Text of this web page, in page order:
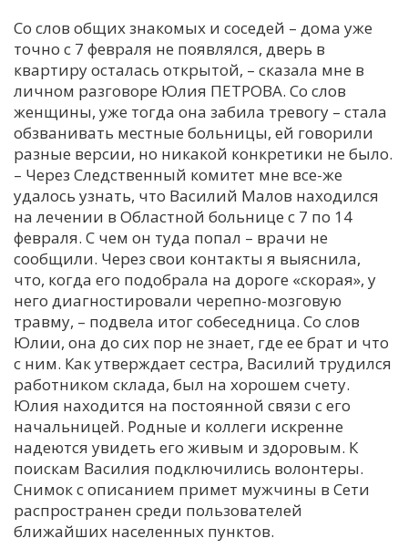
Со слов общих знакомых и соседей – дома уже
точно с 7 февраля не появлялся, дверь в
квартиру осталась открытой, – сказала мне в
личном разговоре Юлия ПЕТРОВА. Со слов
женщины, уже тогда она забила тревогу – стала
обзванивать местные больницы, ей говорили
разные версии, но никакой конкретики не было.
– Через Следственный комитет мне все-же
удалось узнать, что Василий Малов находился
на лечении в Областной больнице с 7 по 14
февраля. С чем он туда попал – врачи не
сообщили. Через свои контакты я выяснила,
что, когда его подобрала на дороге «скорая», у
него диагностировали черепно-мозговую
травму, – подвела итог собеседница. Со слов
Юлии, она до сих пор не знает, где ее брат и что
с ним. Как утверждает сестра, Василий трудился
работником склада, был на хорошем счету.
Юлия находится на постоянной связи с его
начальницей. Родные и коллеги искренне
надеются увидеть его живым и здоровым. К
поискам Василия подключились волонтеры.
Снимок с описанием примет мужчины в Сети
распространен среди пользователей
ближайших населенных пунктов.